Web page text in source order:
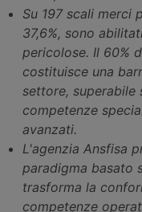
Su 197 scali merci
37,6%, sono
pericolose. Il 60%
costituisce una
settore, superabile
competenze
avanzati.
L'agenzia Ansfisa
paradigma basato
trasforma la
competenze